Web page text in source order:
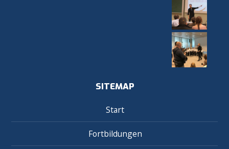
SITEMAP
Start
Fortbildungen